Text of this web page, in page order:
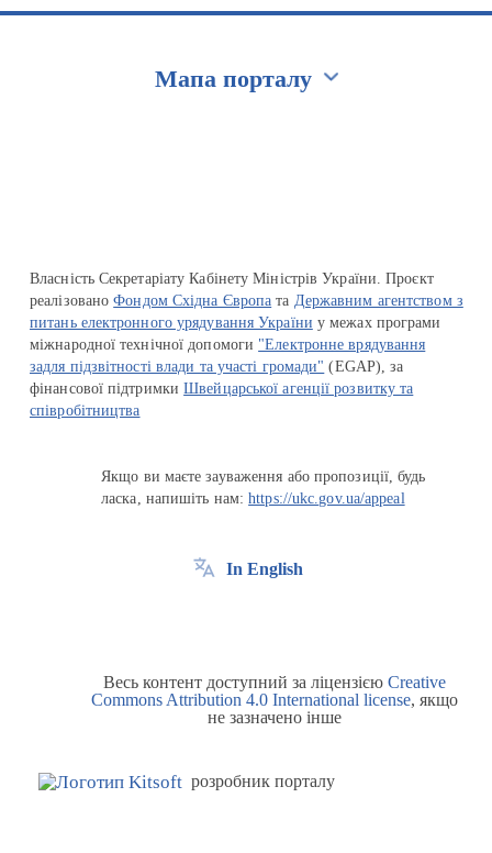
Мапа порталу
Власність Секретаріату Кабінету Міністрів України. Проєкт
реалізованоФондом Східна Європа та Державним агентством з
питань електронного урядування України у межах програми
міжнародної технічної допомоги "Електронне врядування
задля підзвітності влади та участі громади" (EGAP), за
фінансової підтримкиШвейцарської агенції розвитку та
співробітництва
Якщо ви маєте зауваження або пропозиції, будь
ласка, напишіть нам:https://ukc.gov.ua/appeal
In English
Весь контент доступний за ліцензією Creative
Commons Attribution 4.0 International license, якщо
не зазначено інше
розробник порталу